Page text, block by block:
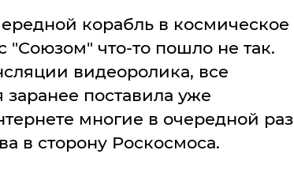
корабль в космическое
"Союзом" что-то пошло не так.
видеоролика, все
заранее поставила уже
многие в очередной раз
в сторону Роскосмоса.